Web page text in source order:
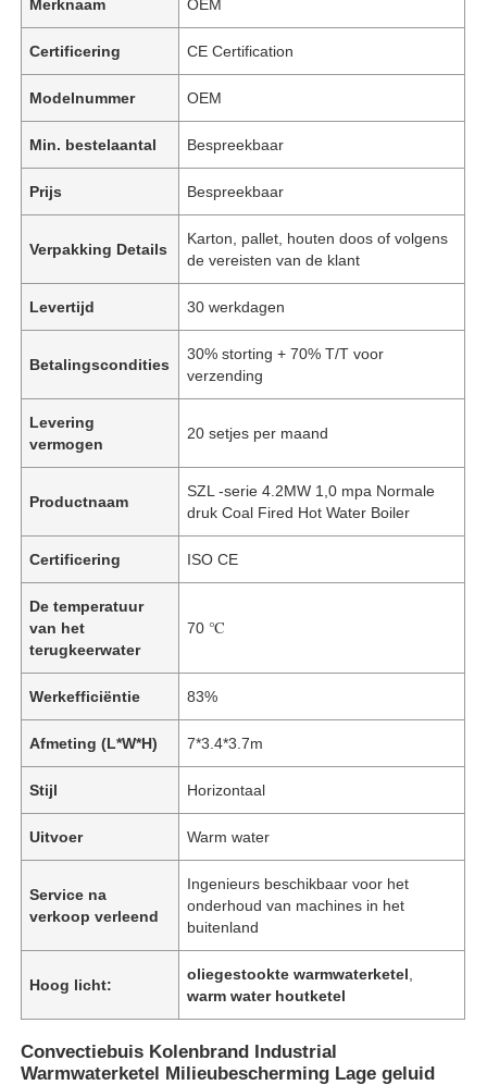
Merknaam OEM
Certificering CE Certification
Modelnummer OEM
Min. bestelaantal Bespreekbaar
Prijs Bespreekbaar
Verpakking Details
Karton, pallet, houten doos of volgens
de vereisten van de klant
Levertijd 30 werkdagen
Betalingscondities
30% storting + 70% T/T voor
verzending
Levering
vermogen
20 setjes per maand
Productnaam
SZL -serie 4.2MW 1,0 mpa Normale
druk Coal Fired Hot Water Boiler
Certificering ISO CE
De temperatuur
van het
terugkeerwater
70 ℃
Werkefficiëntie 83%
Afmeting (L*W*H) 7*3.4*3.7m
Stijl Horizontaal
Uitvoer Warm water
Service na
verkoop verleend
Ingenieurs beschikbaar voor het
onderhoud van machines in het
buitenland
Hoog licht:
oliegestookte warmwaterketel
warm water houtketel
Convectiebuis Kolenbrand Industrial
Warmwaterketel Milieubescherming Lage geluid